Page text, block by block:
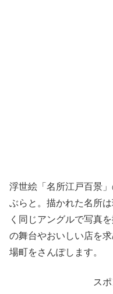
浮世絵「名所江戸百景
ぶらと。描かれた名所
く同じアングルで写真
の舞台やおいしい店を
場町をさんぽします。
ス